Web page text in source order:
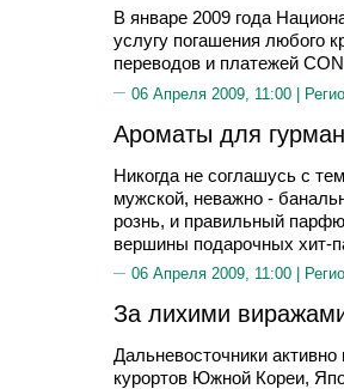
В январе 2009 года
услугу погашения любого
переводов и платежей
06 Апреля 2009, 11:00 |
Ароматы для
Никогда не соглашусь с
мужской, неважно -
рознь, и правильный
вершины подарочных хит-
06 Апреля 2009, 11:00 |
За лихими
Дальневосточники
курортов Южной Кореи,